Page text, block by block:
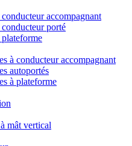
accompagnant
porté
plateforme
à conducteur accompagnant
autoportés
à plateforme
mât vertical